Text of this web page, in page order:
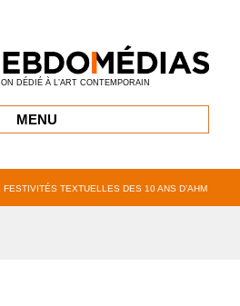
DÉDIÉ À L’ART CONTEMPORAIN
MENU
TEXTUELLES DES 10 ANS D’AHM